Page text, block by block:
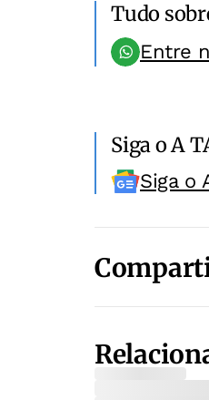
Tudo
Entre
Siga o A
Siga o